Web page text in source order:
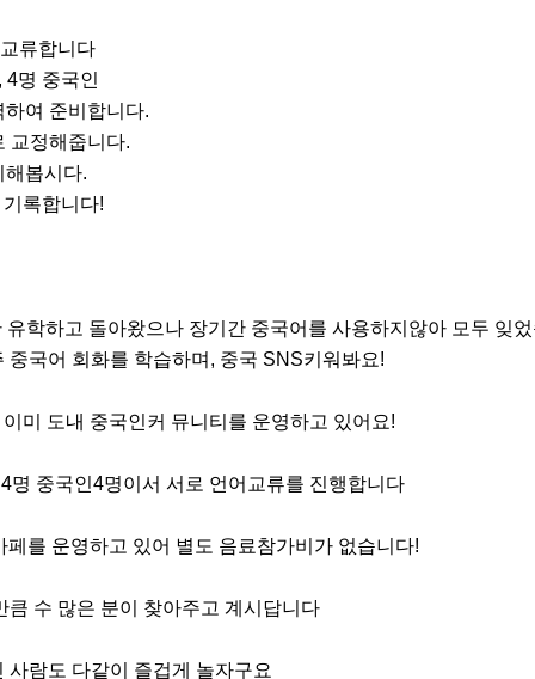
류합니다
4명 중국인
여 준비합니다.
교정해줍니다.
해봅시다.
록합니다!
유학하고 돌아왔으나 장기간 중국어를 사용하지않아 모두 잊
중국어 회화를 학습하며, 중국 SNS키워봐요!
미 도내 중국인커 뮤니티를 운영하고 있어요!
명 중국인4명이서 서로 언어교류를 진행합니다
를 운영하고 있어 별도 음료참가비가 없습니다!
큼 수 많은 분이 찾아주고 계시답니다
사람도 다같이 즐겁게 놀자구요